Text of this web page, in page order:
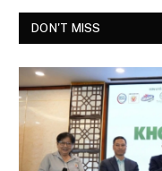
DON'T MISS